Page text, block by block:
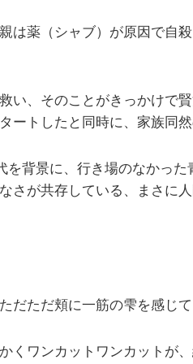
は薬（シャブ）が原因で自
、そのことがきっかけで
トしたと同時に、家族同
背景に、行き場のなかっ
さが共存している、まさに人
ただ頬に一筋の雫を感じて
くワンカットワンカットが、